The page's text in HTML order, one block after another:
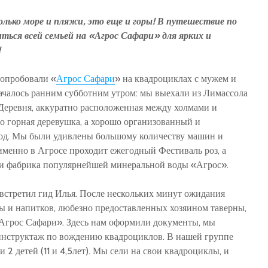
море и пляжи, это еще и горы! В путешествие по
всей семьей на «Агрос Сафари» для ярких и
«Агрос Сафари» на квадроциклах с мужем и
ранним субботним утром: мы выехали из Лимассола
аккуратно расположенная между холмами и
горная деревушка, а хорошо организованный и
Мы были удивлены большому количеству машин и
в Агросе проходит ежегодный Фестиваль роз, а
фабрика популярнейшей минеральной воды «Агрос».
гид Илья. После нескольких минут ожидания
и напитков, любезно предоставленных хозяином таверны,
Сафари». Здесь нам оформили документы, мы
по вождению квадроциклов. В нашей группе
2 детей (11 и 4,5лет). Мы сели на свои квадроциклы, и